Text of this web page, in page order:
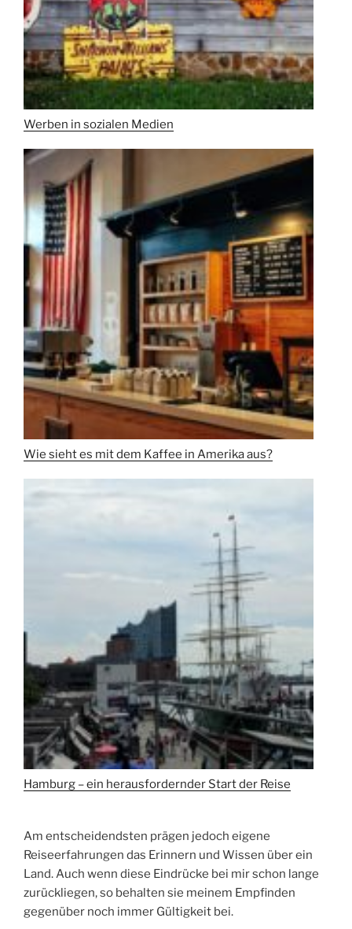
Werben in sozialen Medien
Wie sieht es mit dem Kaffee in Amerika aus?
Hamburg – ein herausfordernder Start der Reise
Am entscheidendsten prägen jedoch eigene
Reiseerfahrungen das Erinnern und Wissen über ein
Land. Auch wenn diese Eindrücke bei mir schon lange
zurückliegen, so behalten sie meinem Empfinden
gegenüber noch immer Gültigkeit bei.